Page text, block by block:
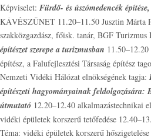
Képviselet: Fürdő- és úszómedencék
KÁVÉSZÜNET 11.20–11.50 Jusztin Márta
szakközgazdász, főisk. tanár, BGF
építészet szerepe a turizmusban
építész, a Falufejlesztési Társaság építész
Nemzeti Vidéki Hálózat elnökségének tagja:
építészeti hagyományainak feldolgozására:
útmutató 12.20–12.40 alkalmazástechnikai
vidéki épületek korszerű tetőfedése
Téma: vidéki épületek korszerű